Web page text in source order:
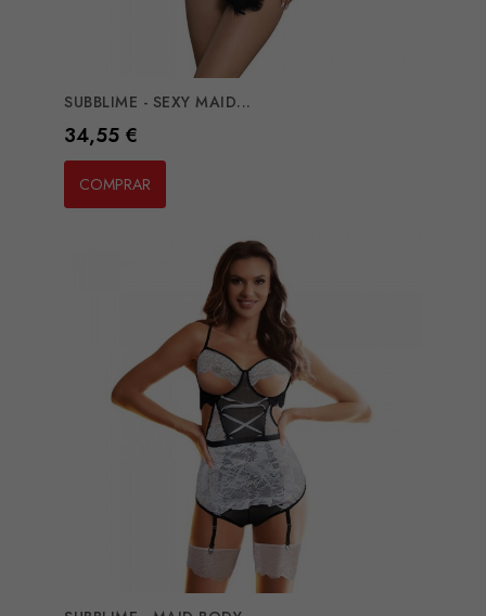
SUBBLIME - SEXY MAID...
Preço
34,55 €
COMPRAR